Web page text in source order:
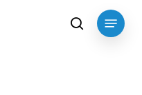
search
Menu